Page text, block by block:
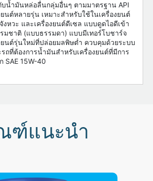
บน้ำมันหล่อลื่นกลุ่มอื่นๆ ตามมาตรฐาน API
ยนต์หลายรุ่น เหมาะสำหรับใช้ในเครื่องยนต์
งหวะ และเครื่องยนต์ดีเซล แบบดูดไอดีเข้า
รมชาติ (แบบธรรมดา) แบบมีเทอร์โบชาร์จ
ยนต์รุ่นใหม่ที่ปล่อยมลพิษต่ำ ควบคุมด้วยระบบ
ถที่ต้องการน้ำมันสำหรับเครื่องยนต์ที่มีการ
SAE 15W-40
ฑ์แนะนำ